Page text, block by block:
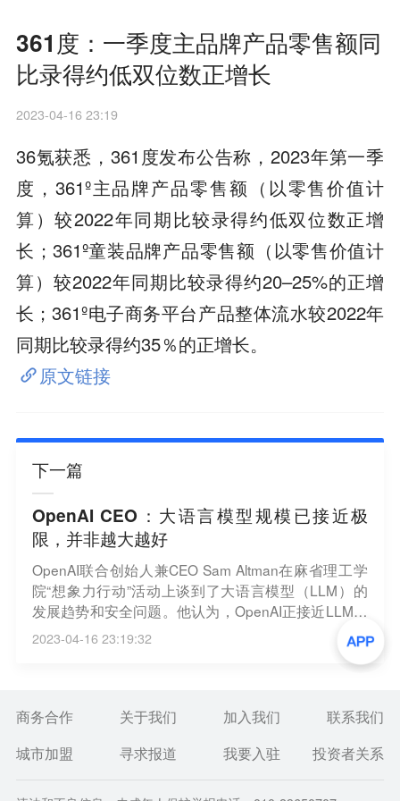
361度：一季度主品牌产品零售额同
比录得约低双位数正增长
2023-04-16 23:19
36氪获悉，361度发布公告称，2023年第一季
度，361º主品牌产品零售额（以零售价值计
算）较2022年同期比较录得约低双位数正增
长；361º童装品牌产品零售额（以零售价值计
算）较2022年同期比较录得约20–25%的正增
长；361º电子商务平台产品整体流水较2022年
同期比较录得约35％的正增长。
原文链接
下一篇
OpenAI CEO：大语言模型规模已接近极
限，并非越大越好
OpenAI联合创始人兼CEO Sam Altman在麻省理工学
院“想象力行动”活动上谈到了大语言模型（LLM）的
发展趋势和安全问题。他认为，OpenAI正接近LLM规
模的极限，规模越大并不一定意味着模型越好，而可
能只是为了追求一个数字而已。LLM的规模不再是衡
量模型质量的重要指标，未来将有更多的方式来提升
2023-04-16 23:19:32
商务合作 关于我们 加入我们
联系我们
城市加盟
寻求报道 我要入驻 投资者关系